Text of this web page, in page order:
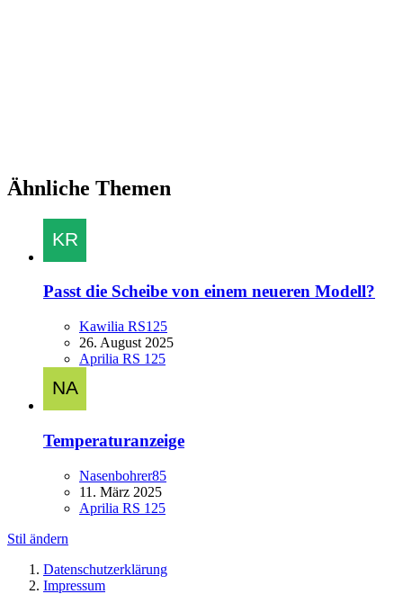
Ähnliche Themen
Passt die Scheibe von einem neueren Modell?
Kawilia RS125
26. August 2025
Aprilia RS 125
Temperaturanzeige
Nasenbohrer85
11. März 2025
Aprilia RS 125
Stil ändern
Datenschutzerklärung
Impressum